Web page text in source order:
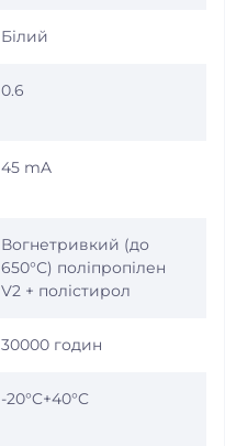
Білий
0.6
45 mA
Вогнетривкий (до
650°С) поліпропілен
V2 + полістирол
30000 годин
-20°C+40°C